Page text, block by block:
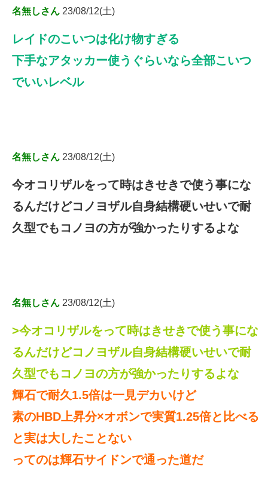
名無しさん 23/08/12(土)
レイドのこいつは化け物すぎる
下手なアタッカー使うぐらいなら全部こいつ
でいいレベル
名無しさん 23/08/12(土)
今オコリザルをって時はきせきで使う事にな
るんだけどコノヨザル自身結構硬いせいで耐
久型でもコノヨの方が強かったりするよな
名無しさん 23/08/12(土)
>今オコリザルをって時はきせきで使う事にな
るんだけどコノヨザル自身結構硬いせいで耐
久型でもコノヨの方が強かったりするよな
輝石で耐久1.5倍は一見デカいけど
素のHBD上昇分×オボンで実質1.25倍と比べる
と実は大したことない
ってのは輝石サイドンで通った道だ